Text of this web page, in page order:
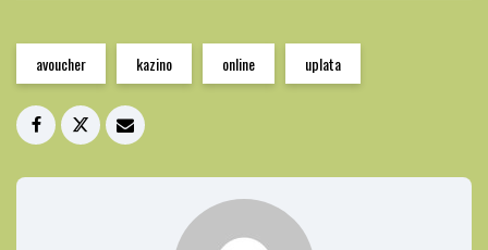
avoucher kazino online uplata